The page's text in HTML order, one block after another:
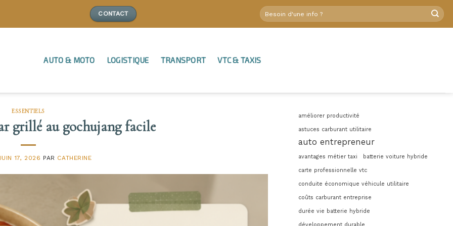
CONTACT
AUTO & MOTO LOGISTIQUE TRANSPORT VTC & TAXIS
ESSENTIELS
grillé au gochujang facile
17, 2026 PAR CATHERINE
améliorer productivité
astuces carburant utilitaire
auto entrepreneur
avantages métier taxi batterie voiture hybride
carte professionnelle vtc
conduite économique véhicule utilitaire
coûts carburant entreprise
durée vie batterie hybride